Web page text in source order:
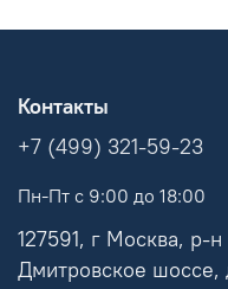
Контакты
+7 (499) 321-59-23
Пн-Пт с 9:00 до 18:00
127591, г Москва, р-
Дмитровское шоссе,